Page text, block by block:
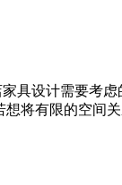
具设计需要考
将有限的空间